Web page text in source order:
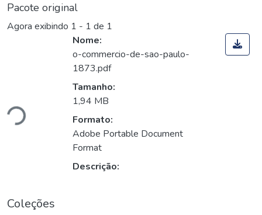
Pacote original
Agora exibindo 1 - 1 de 1
Nome:
o-commercio-de-sao-paulo-
1873.pdf
Tamanho:
1,94 MB
Formato:
Adobe Portable Document
Format
Descrição:
Coleções